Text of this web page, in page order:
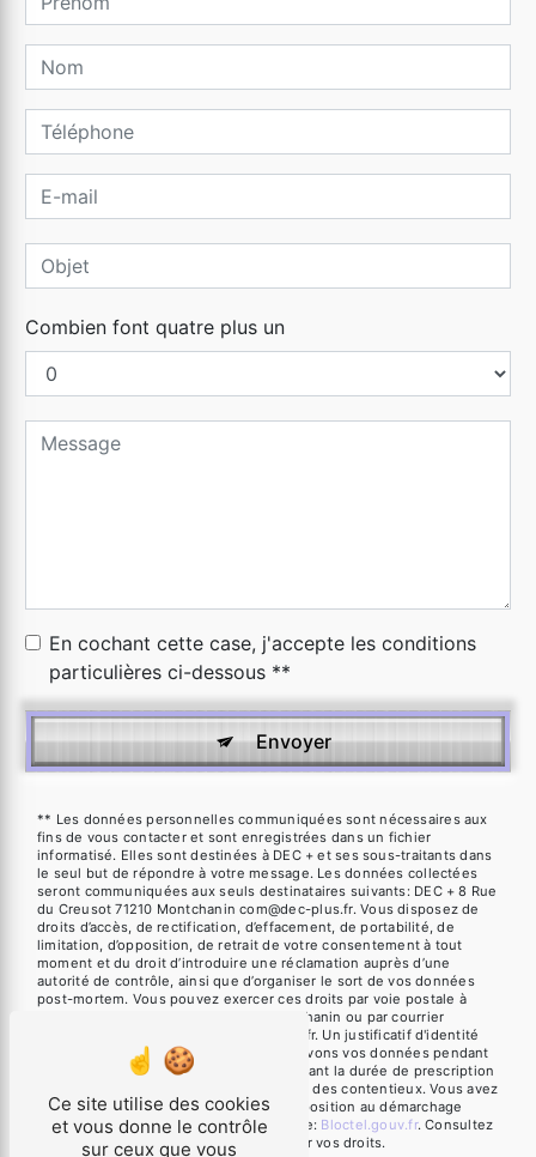
Combien font quatre plus un
En cochant cette case, j'accepte les conditions
particulières ci-dessous **
Envoyer
** Les données personnelles communiquées sont nécessaires aux
fins de vous contacter et sont enregistrées dans un fichier
informatisé. Elles sont destinées à DEC + et ses sous-traitants dans
le seul but de répondre à votre message. Les données collectées
seront communiquées aux seuls destinataires suivants: DEC + 8 Rue
du Creusot 71210 Montchanin com@dec-plus.fr. Vous disposez de
droits d’accès, de rectification, d’effacement, de portabilité, de
limitation, d’opposition, de retrait de votre consentement à tout
moment et du droit d’introduire une réclamation auprès d’une
autorité de contrôle, ainsi que d’organiser le sort de vos données
post-mortem. Vous pouvez exercer ces droits par voie postale à
l'adresse 8 Rue du Creusot 71210 Montchanin ou par courrier
électronique à l'adresse com@dec-plus.fr. Un justificatif d'identité
pourra vous être demandé. Nous conservons vos données pendant
la période de prise de contact puis pendant la durée de prescription
légale aux fins probatoires et de gestion des contentieux. Vous avez
le droit de vous inscrire sur la liste d'opposition au démarchage
téléphonique, disponible à cette adresse: Bloctel.gouv.fr. Consultez
le site cnil.fr pour plus d’informations sur vos droits.
Ce site utilise des cookies
et vous donne le contrôle
sur ceux que vous